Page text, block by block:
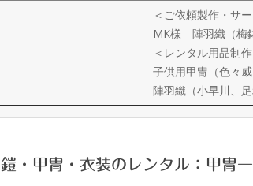
＜ご依頼製作・サ
MK様 陣羽織（梅
＜レンタル用品制作
子供用甲冑（色々威
陣羽織（小早川、足
鎧・甲冑・衣装のレンタル：甲冑